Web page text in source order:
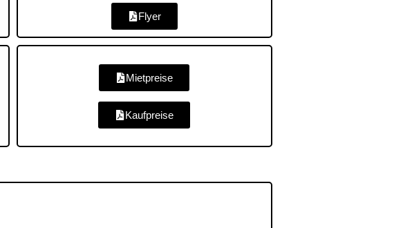
Flyer
Mietpreise
Kaufpreise